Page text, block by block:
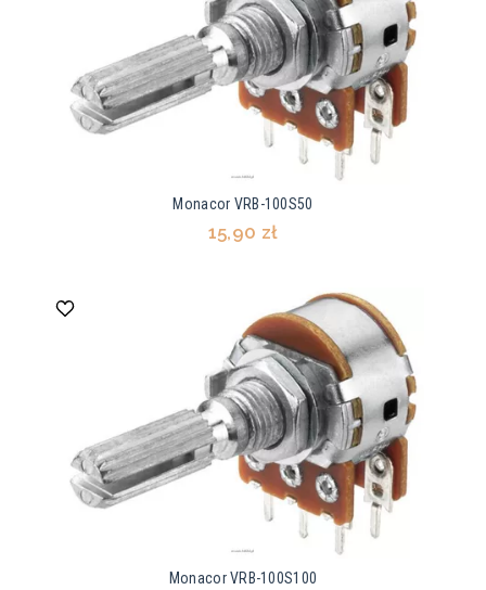
Monacor VRB-100S50
15,90 zł
Monacor VRB-100S100